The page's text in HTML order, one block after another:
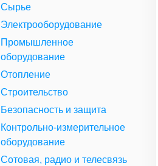
Сырье
Электрооборудование
Промышленное
оборудование
Отопление
Строительство
Безопасность и защита
Контрольно-измерительное
оборудование
Сотовая, радио и телесвязь